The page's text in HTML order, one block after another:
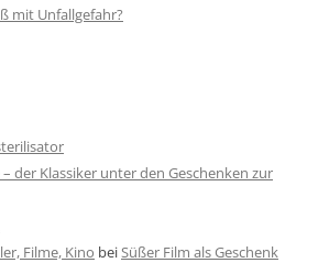
mit Unfallgefahr?
der Klassiker unter den Geschenken zur
Filme, Kino beiSüßer Film als Geschenk